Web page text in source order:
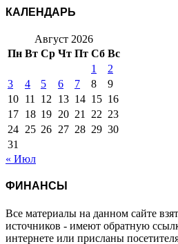
КАЛЕНДАРЬ
Август 2026
Пн Вт Ср Чт Пт Сб Вс
1
2
3
4 5 6 7 8
9
10 11 12 13 14 15 16
17 18 19 20 21 22 23
24 25 26 27 28 29 30
31
« Июл
ФИНАНСЫ
Все материалы на данном сайте
источников - имеют обратную
интернете или присланы